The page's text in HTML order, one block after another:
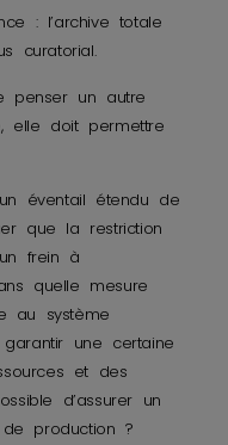
: l’archive totale
curatorial.
penser un autre
elle doit permettre
éventail étendu de
que la restriction
frein à
quelle mesure
au système
une certaine
et des
d’assurer un
production ?